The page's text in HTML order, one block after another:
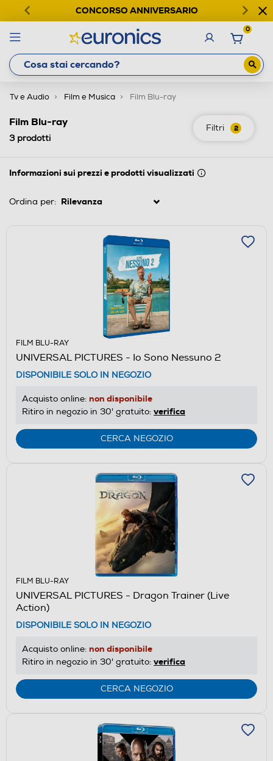
CONCORSO ANNIVERSARIO
0
Tv e Audio Film e Musica Film Blu-ray
Filtri 2
Film Blu-ray
3prodotti
Informazioni sui prezzi e prodotti visualizzati
Ordina per:
FILM BLU-RAY
UNIVERSAL PICTURES - Io Sono Nessuno 2
DISPONIBILE SOLO IN NEGOZIO
Acquisto online: non disponibile
Ritiro in negozio in 30' gratuito: verifica
CERCA NEGOZIO
FILM BLU-RAY
UNIVERSAL PICTURES - Dragon Trainer (Live
Action)
DISPONIBILE SOLO IN NEGOZIO
Acquisto online: non disponibile
Ritiro in negozio in 30' gratuito: verifica
CERCA NEGOZIO